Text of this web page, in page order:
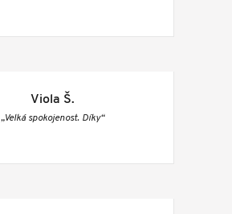
Viola Š.
„Velká spokojenost. Díky“